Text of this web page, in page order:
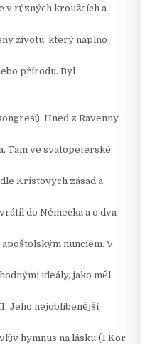
v různých kroužcích a
životu, který naplno
přírodu. Byl
Hned z Ravenny
Tam ve svatopeterské
Kristových zásad a
do Německa a o dva
nunciem. V
ideály, jako měl
Jeho nejoblíbenější
hymnus na lásku (1 Kor